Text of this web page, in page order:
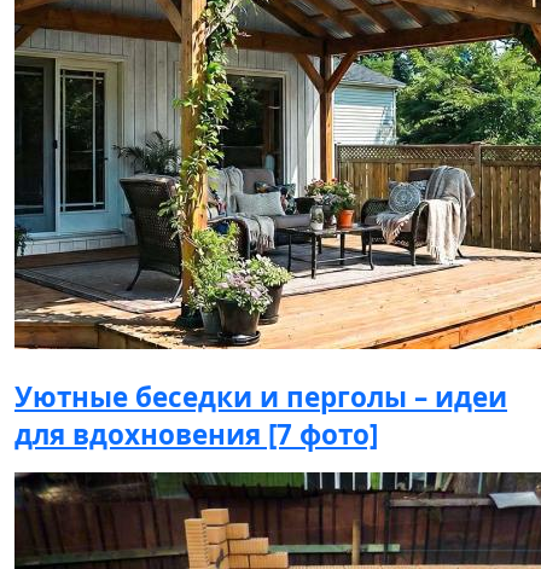
Уютные беседки и перголы – идеи
для вдохновения [7 фото]